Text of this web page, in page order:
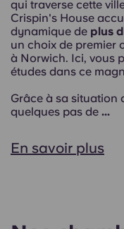
qui traverse cette
Crispin's House
dynamique de plus
un choix de premier
à Norwich. Ici, vous
études dans ce
Grâce à sa situation
quelques pas de ...
En savoir plus